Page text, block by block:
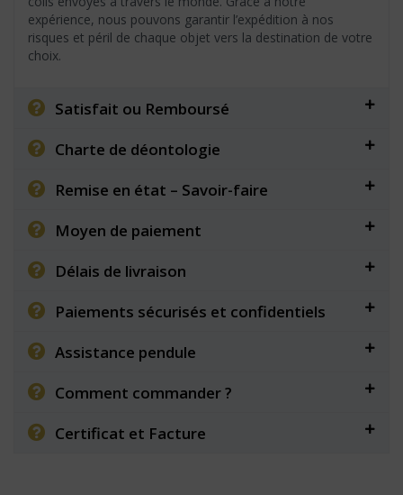
expérience, nous pouvons garantir l’expédition à nos
risques et péril de chaque objet vers la destination de votre
choix.
Satisfait ou Remboursé
Charte de déontologie
Remise en état – Savoir-faire
Moyen de paiement
Délais de livraison
Paiements sécurisés et confidentiels
Assistance pendule
Comment commander ?
Certificat et Facture